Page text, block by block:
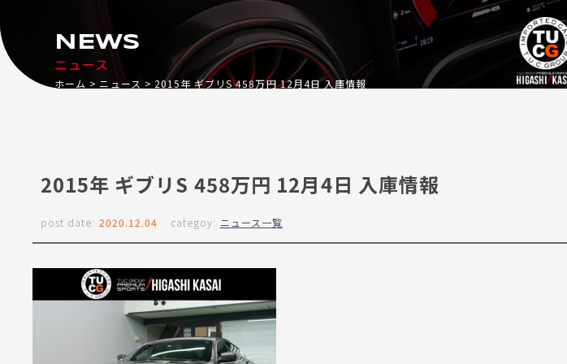
ニュース
NEWS
ホーム ニュース 2015年 ギブリS 458万円 12月4日 入庫情報
2015年 ギブリS 458万円 12月4日 入庫情報
post date: 2020.12.04 categoy: ニュース一覧